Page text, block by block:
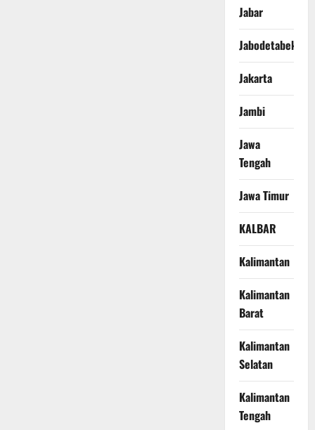
Jabar
Jabodetabek
Jakarta
Jambi
Jawa
Tengah
Jawa Timur
KALBAR
Kalimantan
Kalimantan
Barat
Kalimantan
Selatan
Kalimantan
Tengah